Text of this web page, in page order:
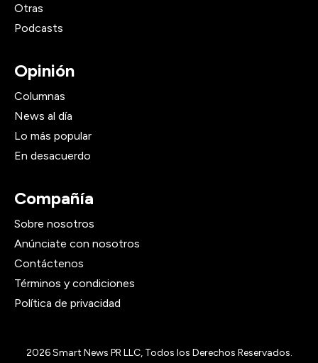
Otras
Podcasts
Opinión
Columnas
News al día
Lo más popular
En desacuerdo
Compañía
Sobre nosotros
Anúnciate con nosotros
Contáctenos
Términos y condiciones
Política de privacidad
2026Smart News PR LLC, Todos los Derechos Reservados.